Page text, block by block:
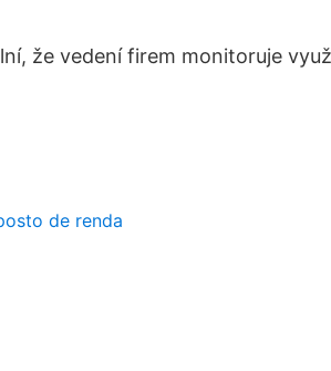
že vedení firem monitoruje
de renda